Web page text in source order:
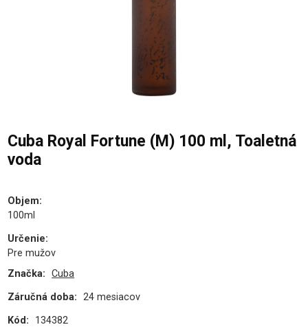
Cuba Royal Fortune (M) 100 ml, Toaletná
voda
Objem:
100ml
Určenie:
Pre mužov
Značka: Cuba
Záručná doba: 24 mesiacov
Kód:
134382